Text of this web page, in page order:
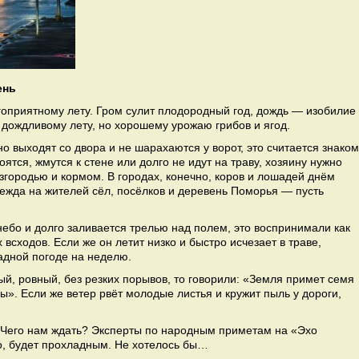
лету. Гром сулит плодородный год, дождь — изобилие
лету, но хорошему урожаю грибов и ягод.
выходят со двора и не шарахаются у ворот, это считается знаком
жмутся к стене или долго не идут на траву, хозяину нужно
и кормом. В городах, конечно, коров и лошадей днём
на жителей сёл, посёлков и деревень Поморья — пусть
и долго заливается трелью над полем, это воспринимали как
Если же он летит низко и быстро исчезает в траве,
погоде на неделю.
ровный, без резких порывов, то говорили: «Земля примет семя
Если же ветер рвёт молодые листья и кружит пыль у дороги,
нам ждать? Эксперты по народным приметам на «Эхо
будет прохладным. Не хотелось бы…